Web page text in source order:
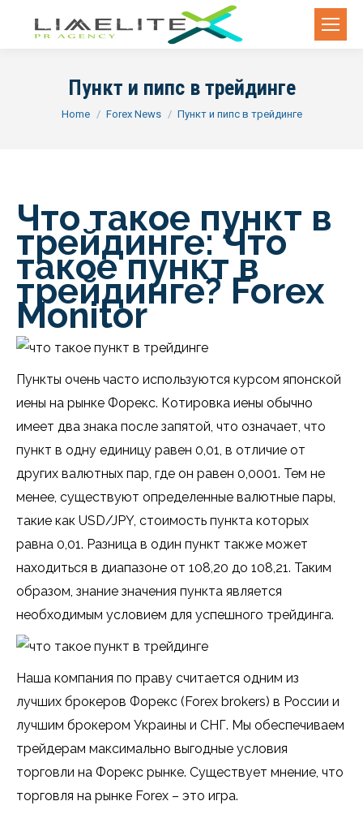
Пункт и пипс в трейдинге
You are here:
Home Forex News Пункт и пипс в трейдинге
Что такое пункт в
трейдинге: Что
такое пункт в
трейдинге? Forex
Monitor
Пункты очень часто используются курсом японской
иены на рынке Форекс. Котировка иены обычно
имеет два знака после запятой, что означает, что
пункт в одну единицу равен 0,01, в отличие от
других валютных пар, где он равен 0,0001. Тем не
менее, существуют определенные валютные пары,
такие как USD/JPY, стоимость пункта которых
равна 0,01. Разница в один пункт также может
находиться в диапазоне от 108,20 до 108,21. Таким
образом, знание значения пункта является
необходимым условием для успешного трейдинга.
Наша компания по праву считается одним из
лучших брокеров Форекс (Forex brokers) в России и
лучшим брокером Украины и СНГ. Мы обеспечиваем
трейдерам максимально выгодные условия
торговли на Форекс рынке. Существует мнение, что
торговля на рынке Forex – это игра.